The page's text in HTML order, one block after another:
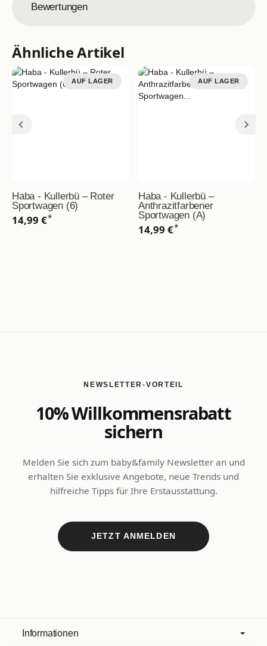
Bewertungen
Ähnliche Artikel
AUF LAGER
Haba - Kullerbü – Roter
Sportwagen (6)
14,99 €*
AUF LAGER
Haba - Kullerbü –
Anthrazitfarbener
Sportwagen (A)
14,99 €*
NEWSLETTER-VORTEIL
10% Willkommensrabatt
sichern
Melden Sie sich zum baby&family Newsletter an und
erhalten Sie exklusive Angebote, neue Trends und
hilfreiche Tipps für Ihre Erstausstattung.
JETZT ANMELDEN
Informationen